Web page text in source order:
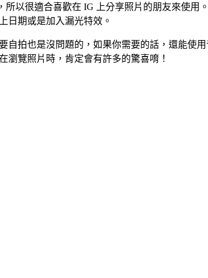
所以很適合喜歡在 IG 上分享照片的朋友來使
日期或是加入漏光特效。
自拍也是沒問題的，如果你需要的話，還能使
瀏覽照片時，肯定會有許多的驚喜唷！